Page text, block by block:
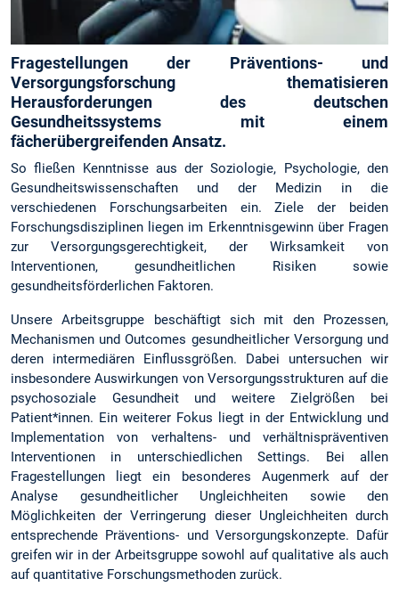
Fragestellungen der Präventions- und
Versorgungsforschung thematisieren
Herausforderungen des deutschen
Gesundheitssystems mit einem
fächerübergreifenden Ansatz.
So fließen Kenntnisse aus der Soziologie, Psychologie, den
Gesundheitswissenschaften und der Medizin in die
verschiedenen Forschungsarbeiten ein. Ziele der beiden
Forschungsdisziplinen liegen im Erkenntnisgewinn über Fragen
zur Versorgungsgerechtigkeit, der Wirksamkeit von
Interventionen, gesundheitlichen Risiken sowie
gesundheitsförderlichen Faktoren.
Unsere Arbeitsgruppe beschäftigt sich mit den Prozessen,
Mechanismen und Outcomes gesundheitlicher Versorgung und
deren intermediären Einflussgrößen. Dabei untersuchen wir
insbesondere Auswirkungen von Versorgungsstrukturen auf die
psychosoziale Gesundheit und weitere Zielgrößen bei
Patient*innen. Ein weiterer Fokus liegt in der Entwicklung und
Implementation von verhaltens- und verhältnispräventiven
Interventionen in unterschiedlichen Settings. Bei allen
Fragestellungen liegt ein besonderes Augenmerk auf der
Analyse gesundheitlicher Ungleichheiten sowie den
Möglichkeiten der Verringerung dieser Ungleichheiten durch
entsprechende Präventions- und Versorgungskonzepte. Dafür
greifen wir in der Arbeitsgruppe sowohl auf qualitative als auch
auf quantitative Forschungsmethoden zurück.